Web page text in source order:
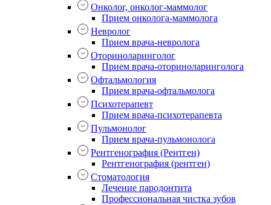
Онколог, онколог-маммолог
Прием онколога-маммолога
Невролог
Прием врача-невролога
Оториноларинголог
Прием врача-оториноларинголога
Офтальмология
Прием врача-офтальмолога
Психотерапевт
Прием врача-психотерапевта
Пульмонолог
Прием врача-пульмонолога
Рентгенография (Рентген)
Рентгенография (рентген)
Стоматология
Лечение пародонтита
Профессиональная чистка зубов